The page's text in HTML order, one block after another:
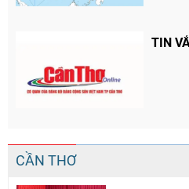
TIN
CẦN THƠ